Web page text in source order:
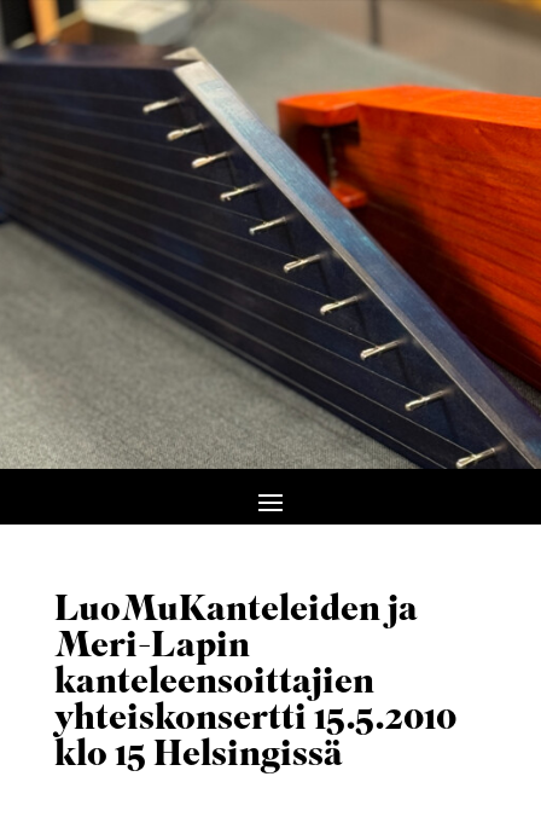
LuoMuKanteleiden ja
Meri-Lapin
kanteleensoittajien
yhteiskonsertti 15.5.2010
klo 15 Helsingissä